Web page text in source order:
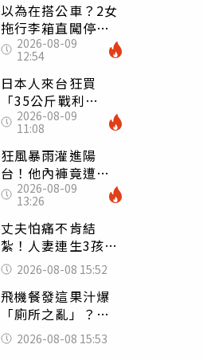
以為在搭公車？2女
拖行李箱直闖停機
坪「揮手攔機」
荒謬影片曝網傻眼
2026-08-09
12:54
日本人來台狂買
「35公斤戰利
品」 連拜拜用紅
盤、「小心地滑」
告示牌也帶回家
2026-08-09
11:08
狂風暴雨灌進陽
台！他內褲竟遭颱
風吹走 陳世軒神
回1句笑翻上萬網友
2026-08-09
13:26
丈夫怕痛不肯結
紮！人妻連生3孩
控遭家暴淚喊：真
的好累
2026-08-08 15:52
飛機餐發這果汁爆
「廁所之亂」？乘
客崩潰：差點丟大
臉 醫揭3類人別亂
2026-08-08 15:53